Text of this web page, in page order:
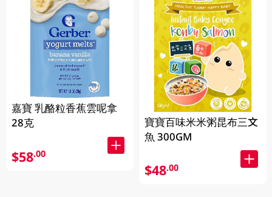
嘉寶 乳酪粒香蕉雲呢拿
28克
$58.00
寶寶百味米米粥昆布三文
魚 300GM
$48.00